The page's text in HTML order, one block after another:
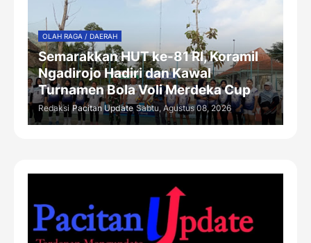
OLAH RAGA / DAERAH
Semarakkan HUT ke-81 RI, Koramil
Ngadirojo Hadiri dan Kawal
Turnamen Bola Voli Merdeka Cup
Redaksi Pacitan Update Sabtu, Agustus 08, 2026